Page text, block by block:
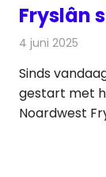
Fryslân
4 juni 2025
Sinds
gestart met
Noardwest